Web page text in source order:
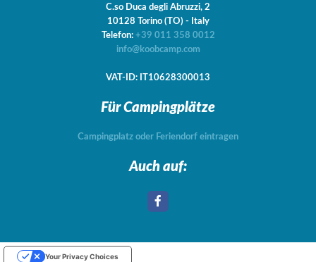
C.so Duca degli Abruzzi, 2
10128 Torino (TO) - Italy
Telefon: +39 011 358 0012
info@koobcamp.com
VAT-ID: IT10628300013
Für Campingplätze
Campingplatz oder Feriendorf eintragen
Auch auf:
Your Privacy Choices